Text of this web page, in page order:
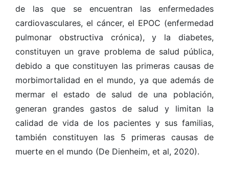
de las que se encuentran las enfermedades
cardiovasculares, el cáncer, el EPOC (enfermedad
pulmonar obstructiva crónica), y la diabetes,
constituyen un grave problema de salud pública,
debido a que constituyen las primeras causas de
morbimortalidad en el mundo, ya que además de
mermar el estado de salud de una población,
generan grandes gastos de salud y limitan la
calidad de vida de los pacientes y sus familias,
también constituyen las 5 primeras causas de
muerte en el mundo (De Dienheim, et al, 2020).